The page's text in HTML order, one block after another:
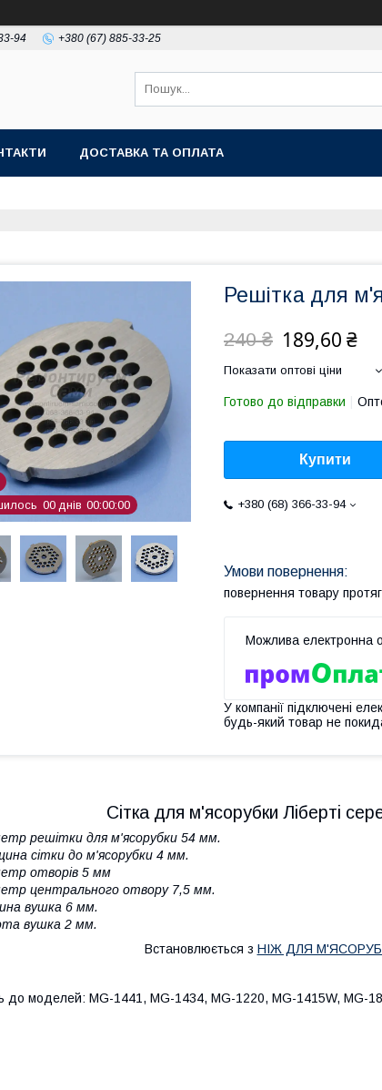
94 +380 (67) 885-33-25
ДОСТАВКА ТА ОПЛАТА
00 днів 00 00 00
Решітка для
240 ₴ 189,60 ₴
Показати оптові ціни
Готово до відправки
Купити
+380 (68) 366-33-94
повернення товару
У компанії підключені
будь-який товар не
Сітка для м'ясорубки Ліберті
решітки для м'ясорубки 54 мм.
сітки до м'ясорубки 4 мм.
отворів 5 мм
центрального отвору 7,5 мм.
вушка 6 мм.
вушка 2 мм.
Встановлюється з НІЖ ДЛЯ
до моделей: MG-1441, MG-1434, MG-1220, MG-1415W, MG-